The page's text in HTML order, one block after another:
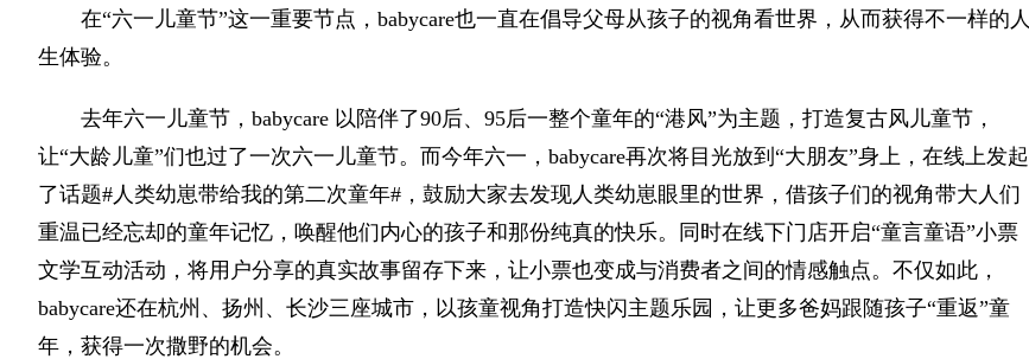
在“六一儿童节”这一重要节点，babycare也一直在倡导父母从孩子的视角看世界，从而获得不一样的人
生体验。
去年六一儿童节，babycare 以陪伴了90后、95后一整个童年的“港风”为主题，打造复古风儿童节，
让“大龄儿童”们也过了一次六一儿童节。而今年六一，babycare再次将目光放到“大朋友”身上，在线上发起
了话题#人类幼崽带给我的第二次童年#，鼓励大家去发现人类幼崽眼里的世界，借孩子们的视角带大人们
重温已经忘却的童年记忆，唤醒他们内心的孩子和那份纯真的快乐。同时在线下门店开启“童言童语”小票
文学互动活动，将用户分享的真实故事留存下来，让小票也变成与消费者之间的情感触点。不仅如此，
babycare还在杭州、扬州、长沙三座城市，以孩童视角打造快闪主题乐园，让更多爸妈跟随孩子“重返”童
年，获得一次撒野的机会。